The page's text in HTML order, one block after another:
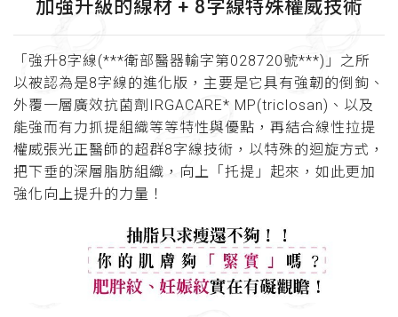
加強升級的線材 + 8字線特殊權威技術
「強升8字線(***衛部醫器輸字第028720號***)」之所
以被認為是8字線的進化版，主要是它具有強韌的倒鉤、
外覆一層廣效抗菌劑IRGACARE* MP(triclosan)、以及
能強而有力抓提組織等等特性與優點，再結合線性拉提
權威張光正醫師的超群8字線技術，以特殊的迴旋方式，
把下垂的深層脂肪組織，向上「托提」起來，如此更加
強化向上提升的力量！